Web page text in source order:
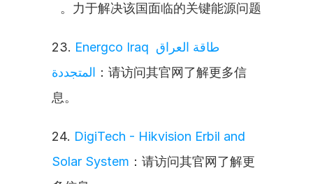
力于解决该国面临的关键能源问题。
23. Energco Iraq طاقة العراق
المتجددة ：请访问其官网了解更多信
息。
24. DigiTech - Hikvision Erbil and
Solar System ：请访问其官网了解更